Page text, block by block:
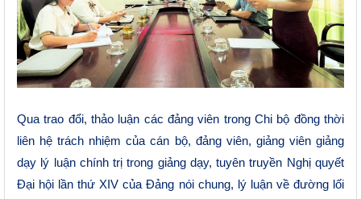
Qua trao đổi, thảo luận các đảng viên trong Chi bộ đồng thời
liên hệ trách nhiệm của cán bộ, đảng viên, giảng viên giảng
dạy lý luận chính trị trong giảng dạy, tuyên truyền Nghị quyết
Đại hội lần thứ XIV của Đảng nói chung, lý luận về đường lối